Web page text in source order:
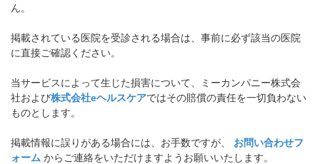
ん。
掲載されている医院を受診される場合は、事前に必ず該当の医院
に直接ご確認ください。
当サービスによって生じた損害について、ミーカンパニー株式会
社および株式会社eヘルスケアではその賠償の責任を一切負わない
ものとします。
掲載情報に誤りがある場合には、お手数ですが、 お問い合わせフ
ォーム からご連絡をいただけますようお願いいたします。